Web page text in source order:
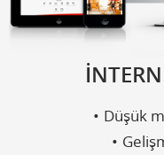
Düşük